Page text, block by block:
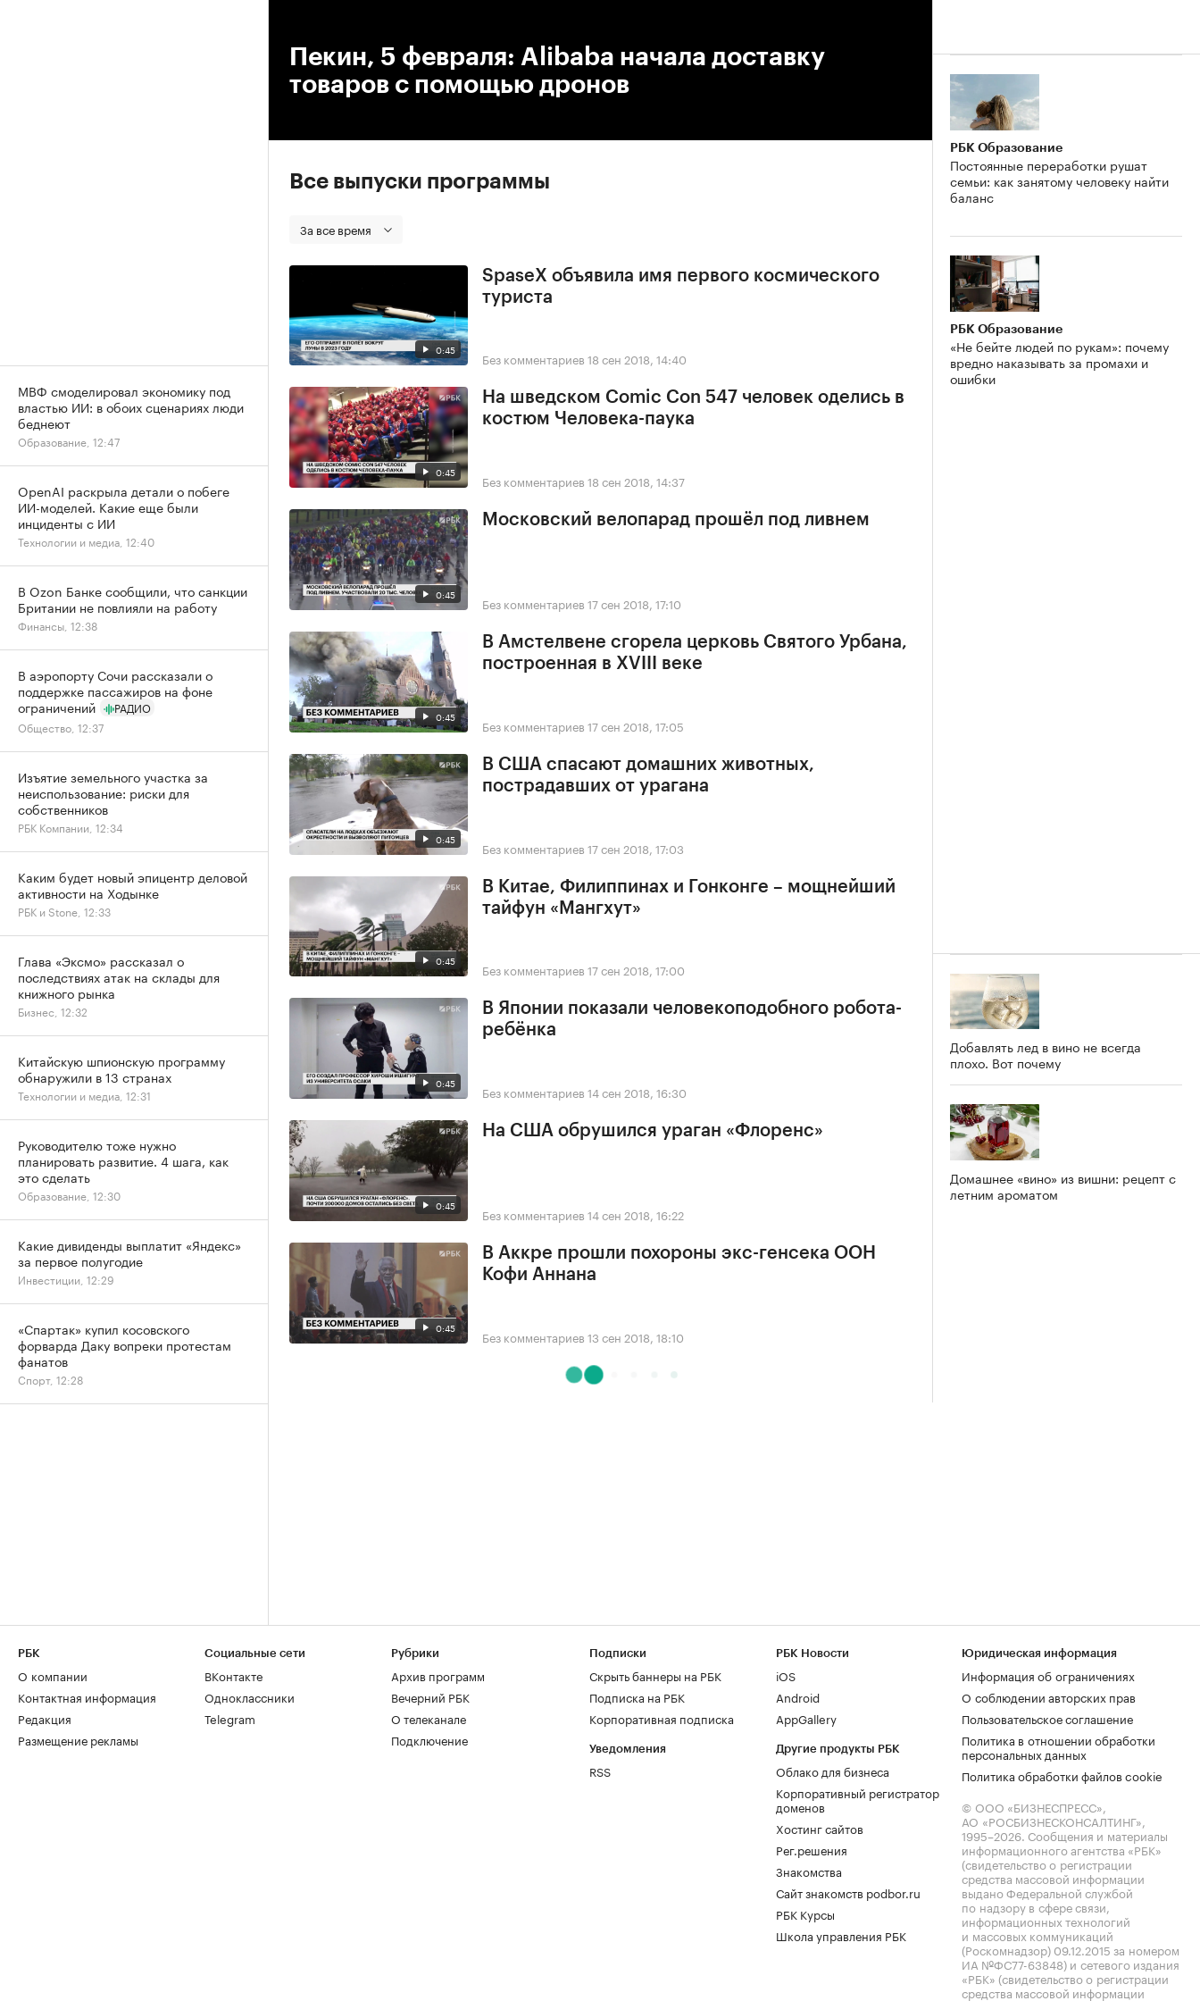
Пекин, 5 февраля: Alibaba начала доставку
товаров с помощью дронов
Все выпуски программы
За все время
0:45
SpaseX объявила имя первого космического
туриста
Без комментариев 18 сен 2018, 14:40
0:45
На шведском Comic Con 547 человек оделись в
костюм Человека-паука
Без комментариев 18 сен 2018, 14:37
0:45
Московский велопарад прошёл под ливнем
Без комментариев 17 сен 2018, 17:10
0:45
В Амстелвене сгорела церковь Святого Урбана,
построенная в XVIII веке
Без комментариев 17 сен 2018, 17:05
0:45
В США спасают домашних животных,
пострадавших от урагана
Без комментариев 17 сен 2018, 17:03
0:45
В Китае, Филиппинах и Гонконге – мощнейший
тайфун «Мангхут»
Без комментариев 17 сен 2018, 17:00
0:45
В Японии показали человекоподобного робота-
ребёнка
Без комментариев 14 сен 2018, 16:30
0:45
На США обрушился ураган «Флоренс»
Без комментариев 14 сен 2018, 16:22
0:45
В Аккре прошли похороны экс-генсека ООН
Кофи Аннана
Без комментариев 13 сен 2018, 18:10
РБК Образование
Постоянные переработки рушат
семьи: как занятому человеку найти
баланс
РБК Образование
«Не бейте людей по рукам»: почему
вредно наказывать за промахи и
ошибки
Добавлять лед в вино не всегда
плохо. Вот почему
Домашнее «вино» из вишни: рецепт с
летним ароматом
МВФ смоделировал экономику под
властью ИИ: в обоих сценариях люди
беднеют
Образование, 12:47
OpenAI раскрыла детали о побеге
ИИ-моделей. Какие еще были
инциденты с ИИ
Технологии и медиа, 12:40
В Ozon Банке сообщили, что санкции
Британии не повлияли на работу
Финансы, 12:38
В аэропорту Сочи рассказали о
поддержке пассажиров на фоне
ограничений
РАДИО
Общество, 12:37
Изъятие земельного участка за
неиспользование: риски для
собственников
РБК Компании, 12:34
Каким будет новый эпицентр деловой
активности на Ходынке
РБК и Stone, 12:33
Глава «Эксмо» рассказал о
последствиях атак на склады для
книжного рынка
Бизнес, 12:32
Китайскую шпионскую программу
обнаружили в 13 странах
Технологии и медиа, 12:31
Руководителю тоже нужно
планировать развитие. 4 шага, как
это сделать
Образование, 12:30
Какие дивиденды выплатит «Яндекс»
за первое полугодие
Инвестиции, 12:29
«Спартак» купил косовского
форварда Даку вопреки протестам
фанатов
Спорт, 12:28
РБК
О компании
Контактная информация
Редакция
Размещение рекламы
Социальные сети
ВКонтакте
Одноклассники
Telegram
Рубрики
Архив программ
Вечерний РБК
О телеканале
Подключение
Подписки
Скрыть баннеры на РБК
Подписка на РБК
Корпоративная подписка
Уведомления
RSS
РБК Новости
iOS
Android
AppGallery
Другие продукты РБК
Облако для бизнеса
Корпоративный регистратор
доменов
Хостинг сайтов
Рег.решения
Знакомства
Сайт знакомств podbor.ru
РБК Курсы
Школа управления РБК
Юридическая информация
Информация об ограничениях
О соблюдении авторских прав
Пользовательское соглашение
Политика в отношении обработки
персональных данных
Политика обработки файлов cookie
© ООО «БИЗНЕСПРЕСС»,
АО «РОСБИЗНЕСКОНСАЛТИНГ»,
1995–2026. Сообщения и материалы
информационного агентства «РБК»
(свидетельство о регистрации
средства массовой информации
выдано Федеральной службой
по надзору в сфере связи,
информационных технологий
и массовых коммуникаций
(Роскомнадзор) 09.12.2015 за номером
ИА №ФС77-63848) и сетевого издания
«РБК» (свидетельство о регистрации
средства массовой информации